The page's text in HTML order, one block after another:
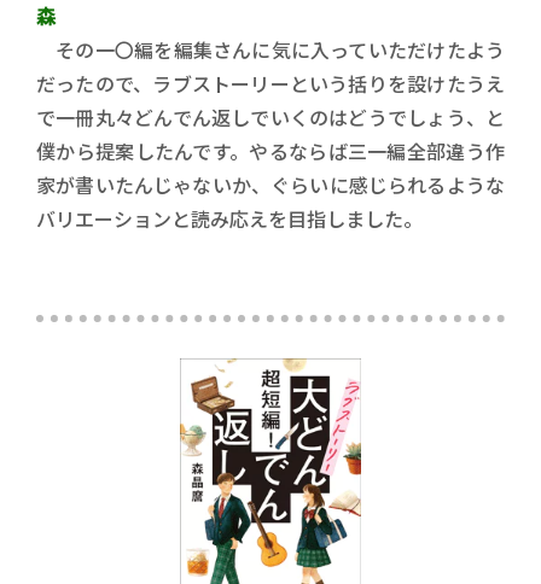
森
その一〇編を編集さんに気に入っていただけたよう
だったので、ラブストーリーという括りを設けたうえ
で一冊丸々どんでん返しでいくのはどうでしょう、と
僕から提案したんです。やるならば三一編全部違う作
家が書いたんじゃないか、ぐらいに感じられるような
バリエーションと読み応えを目指しました。